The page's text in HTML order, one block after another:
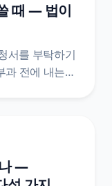
때 — 법이
서를 부탁하기
과 전에 내는
리했어요.
—